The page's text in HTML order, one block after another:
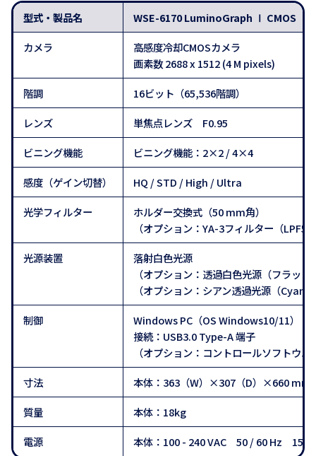
型式・製品名
WSE-6170 LuminoGraph Ⅰ CMOS（
カメラ
高感度冷却CMOSカメラ
画素数 2688 x 1512 (4 M pixels)
階調
16ビット（65,536階調）
レンズ
単焦点レンズ F0.95
ビニング機能
ビニング機能：2×2 / 4×4
感度（ゲイン切替）
HQ / STD / High / Ultra
光学フィルター
ホルダー交換式（50 mm角）
（オプション：YA-3フィルター（
光源装置
落射白色光源
（オプション：透過白色光源（フラッ
（オプション：シアン透過光源（
制御
Windows PC（OS Windows10/11）（
接続：USB3.0 Type-A 端子
（オプション：コントロールソフトウ
寸法
本体：363（W）×307（D）×660 mm
質量
本体：18kg
電源
本体：100 - 240 VAC 50 / 60 Hz